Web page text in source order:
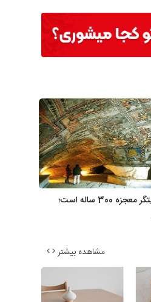
غاری که سقفش روایتگر معجزه 300 ساله است؛
مشاهده بیشتر